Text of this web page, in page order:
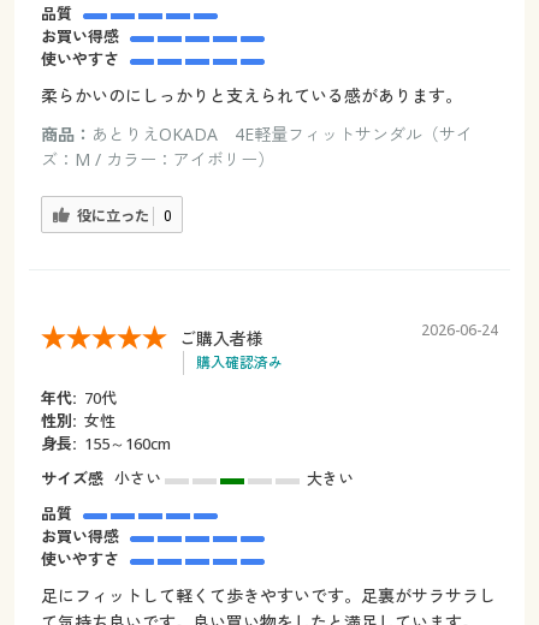
品質
お買い得感
使いやすさ
柔らかいのにしっかりと支えられている感があります。
商品： あとりえOKADA 4E軽量フィットサンダル（サイ
ズ：M / カラー：アイボリー）
役に立った 0
ご購入者様
購入確認済み
2026-06-24
年代: 70代
性別: 女性
身長: 155～160cm
サイズ感 小さい
大きい
品質
お買い得感
使いやすさ
足にフィットして軽くて歩きやすいです。足裏がサラサラし